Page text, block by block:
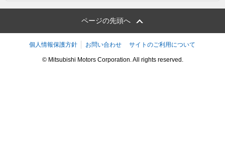
ページの先頭へ
個人情報保護方針 お問い合わせ サイトのご利用について
© Mitsubishi Motors Corporation. All rights reserved.